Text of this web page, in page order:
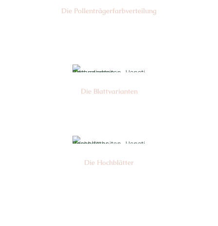
Die Pollen­trägerfarb­verteilung
Die Blattvarianten
Die Hochblätter